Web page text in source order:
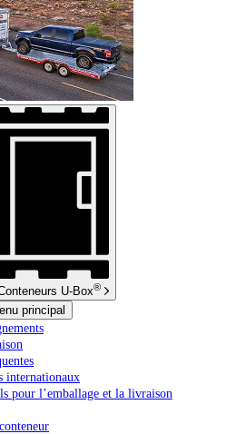
U-Box®
principal
internationaux
pour l’emballage et la livraison